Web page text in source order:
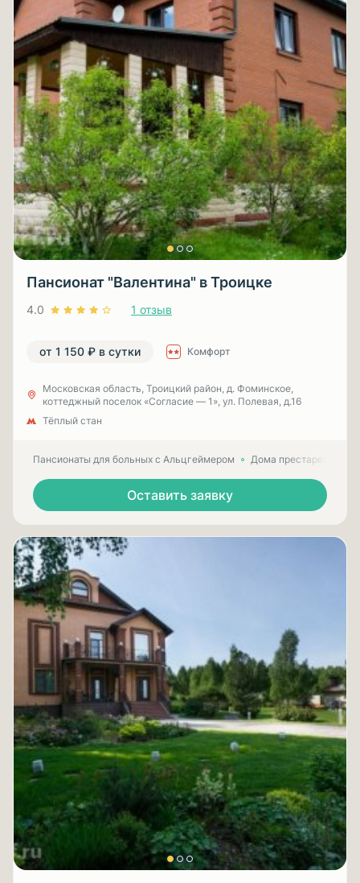
Пансионат "Валентина" в Троицке
4.0 1 отзыв
от 1 150 ₽ в сутки Комфорт
Московская область, Троицкий район, д. Фоминское,
коттеджный поселок «Согласие — 1», ул. Полевая, д.16
Тёплый стан
Пансионаты для больных с Альцгеймером Дома престарелых
Оставить заявку